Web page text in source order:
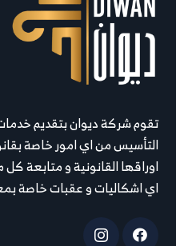
تقوم شركة ديوان بتقديم
التأسيس من اي امور خاصة
اوراقها القانونية و متابعة
اي اشكاليات و عقبات خاصة